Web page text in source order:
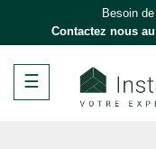
Besoin
Contactez nous au
Basculer
la
☰